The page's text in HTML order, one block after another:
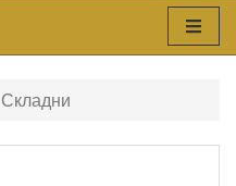
Складни